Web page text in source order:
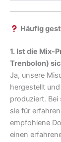
Häufig
1. Ist die Mix-
Trenbolon)
Ja, unsere
hergestellt
produziert.
sie für
empfohlene
einen